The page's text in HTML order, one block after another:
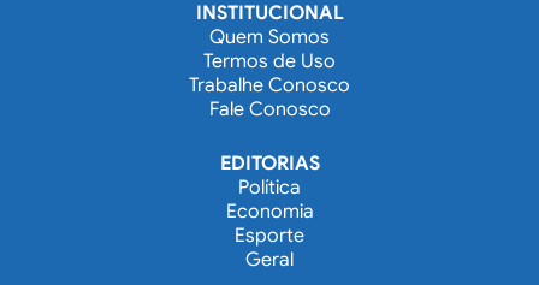
INSTITUCIONAL
Quem Somos
Termos de Uso
Trabalhe Conosco
Fale Conosco
EDITORIAS
Política
Economia
Esporte
Geral